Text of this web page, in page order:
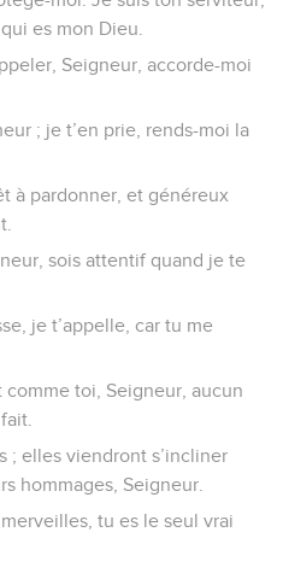
es mon Dieu.
Seigneur, accorde-moi
; je t’en prie, rends-moi la
à pardonner, et généreux
sois attentif quand je te
je t’appelle, car tu me
comme toi, Seigneur, aucun
; elles viendront s’incliner
hommages, Seigneur.
tu es le seul vrai